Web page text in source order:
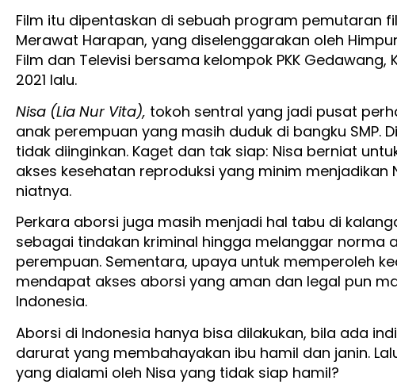
Film itu dipentaskan di sebuah program pemutaran
Merawat Harapan, yang diselenggarakan oleh
Film dan Televisi bersama kelompok PKK Gedawang,
2021 lalu.
Nisa (Lia Nur Vita), tokoh sentral yang jadi pusat
anak perempuan yang masih duduk di bangku SMP.
tidak diinginkan. Kaget dan tak siap: Nisa berniat
akses kesehatan reproduksi yang minim menjadikan
niatnya.
Perkara aborsi juga masih menjadi hal tabu di
sebagai tindakan kriminal hingga melanggar norma
perempuan. Sementara, upaya untuk memperoleh
mendapat akses aborsi yang aman dan legal pun
Indonesia.
Aborsi di Indonesia hanya bisa dilakukan, bila ada
darurat yang membahayakan ibu hamil dan janin.
yang dialami oleh Nisa yang tidak siap hamil?